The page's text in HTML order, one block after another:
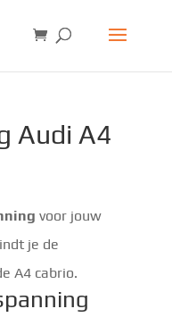
Audi A4
voor jouw
je de
A4 cabrio.